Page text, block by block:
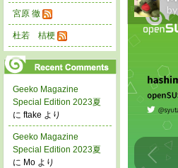
宮原 徹
杜若 桔梗
Geeko Magazine
Special Edition 2023夏
に ftake より
Geeko Magazine
Special Edition 2023夏
に Mo より